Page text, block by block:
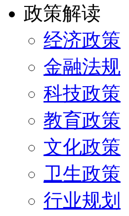
政策解读
经济政策
金融法规
科技政策
教育政策
文化政策
卫生政策
行业规划